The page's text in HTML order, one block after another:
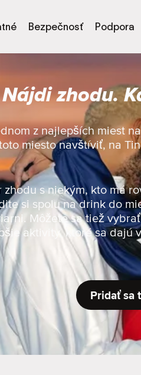
Bezpečnosť Podpora
Nájdi zhodu.
z najlepších miest
miesto navštíviť, na
s niekým, kto má
si spolu na drink do
Môžete sa tiež
aktivity, ktoré sa dajú
Pridať sa